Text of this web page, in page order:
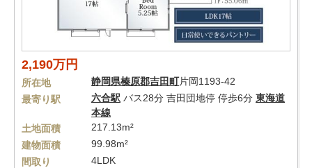
2,190万円
所在地 静岡県榛原郡吉田町片岡1193-42
最寄り駅
六合駅 バス28分 吉田団地停 停歩6分 東海道
本線
土地面積
217.13m²
建物面積
99.98m²
間取り
4LDK